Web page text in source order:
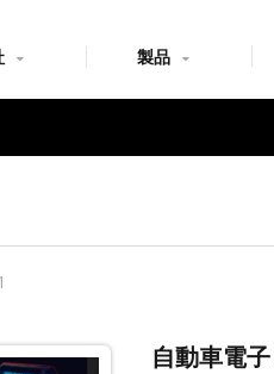
製品
自動車電